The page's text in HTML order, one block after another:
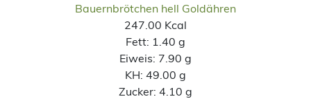
Bauernbrötchen hell Goldähren
247.00 Kcal
Fett: 1.40 g
Eiweis: 7.90 g
KH: 49.00 g
Zucker: 4.10 g